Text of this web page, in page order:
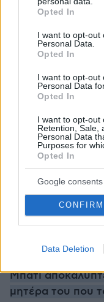
grant or deny
use your data for
consent section.
Opted In
I want to opt-out
Personal Data.
Opted In
I want to opt-out
Personal Data
Opted In
I want to opt-out
Retention, Sale,
Personal Data
Purposes for
Opted In
Google consents
CONFIRM
Data Deletion
διαχειρίστρια
47χρονος βοηθός
Υπολογίζεται
τουλάχιστον
το παράνομο
αποκόμισαν τα
1.232.000 ευρώ.
Ειδήσεις
Ο 24χρονος
αίθουσα τα
ημερολόγιό του
Μπάτι
μητέρα του που